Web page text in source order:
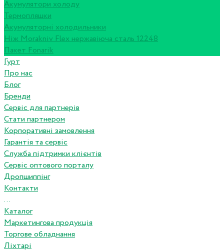
Акумулятори холоду
Термопляшки
Акумуляторні холодильники
Ніж Morakniv Flex нержавіюча сталь 12248
Пакет Fonarik
Гурт
Про нас
Блог
Бренди
Сервіс для партнерів
Стати партнером
Корпоративні замовлення
Гарантія та сервіс
Служба підтримки клієнтів
Сервіс оптового порталу
Дропшиппінг
Контакти
...
Каталог
Маркетингова продукція
Торгове обладнання
Ліхтарі